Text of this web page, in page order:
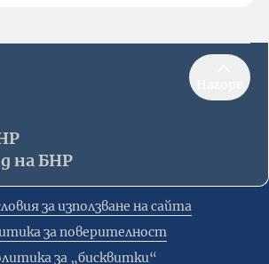
на БНР
за използване на сайта
за поверителност
за „бисквитки“